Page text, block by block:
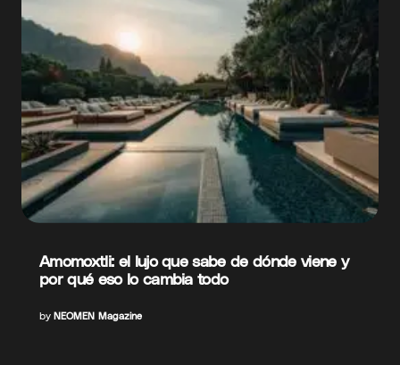
Amomoxtli: el lujo que sabe de dónde viene y
por qué eso lo cambia todo
by NEOMEN Magazine